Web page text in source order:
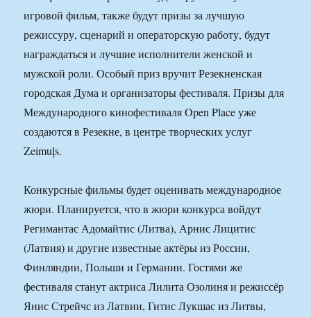
игровой фильм, также будут призы за лучшую
режиссуру, сценарий и операторскую работу, будут
награждаться и лучшие исполнители женской и
мужской роли. Особый приз вручит Резекненская
городская Дума и организаторы фестиваля. Призы для
Международного кинофестиваля Open Place уже
создаются в Резекне, в центре творческих услуг
Zeimuļs.
Конкурсные фильмы будет оценивать международное
жюри. Планируется, что в жюри конкурса войдут
Регимантас Адомайтис (Литва), Арнис Лицитис
(Латвия) и другие известные актёры из России,
Финляндии, Польши и Германии. Гостями же
фестиваля станут актриса Лилита Озолиня и режиссёр
Янис Стрейчс из Латвии, Гитис Лукшас из Литвы,